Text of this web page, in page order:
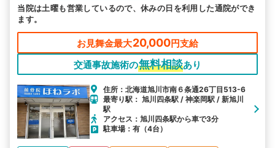
当院は土曜も営業しているので、休みの日を利用した通院ができ
ます。
お見舞金最大20,000円支給
交通事故施術の無料相談あり
住所：北海道旭川市南６条通26丁目513-6
最寄り駅： 旭川四条駅 / 神楽岡駅 / 新旭川
駅
アクセス：旭川四条駅から車で3分
駐車場：有（4台）